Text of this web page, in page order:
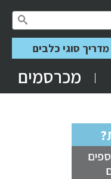
מדריך סוגי כלבים
מכרסמים